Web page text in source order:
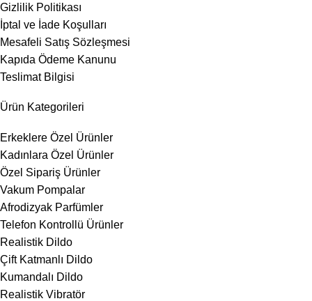
Gizlilik Politikası
İptal ve İade Koşulları
Mesafeli Satış Sözleşmesi
Kapıda Ödeme Kanunu
Teslimat Bilgisi
Ürün Kategorileri
Erkeklere Özel Ürünler
Kadınlara Özel Ürünler
Özel Sipariş Ürünler
Vakum Pompalar
Afrodizyak Parfümler
Telefon Kontrollü Ürünler
Realistik Dildo
Çift Katmanlı Dildo
Kumandalı Dildo
Realistik Vibratör